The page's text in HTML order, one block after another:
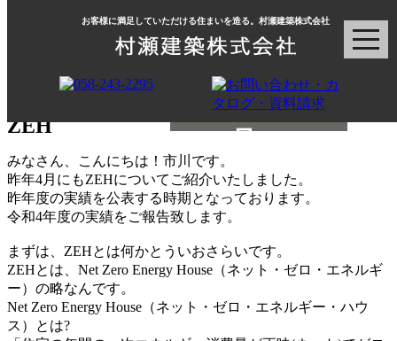
お客様に満足していただける住まいを造る。村瀬建築株式会社
村瀬建築ブログ
ZEH
みなさん、こんにちは！市川です。
昨年4月にもZEHについてご紹介いたしました。
昨年度の実績を公表する時期となっております。
令和4年度の実績をご報告致します。
まずは、ZEHとは何かとういおさらいです。
ZEHとは、Net Zero Energy House（ネット・ゼロ・エネルギ
ー）の略なんです。
Net Zero Energy House（ネット・ゼロ・エネルギー・ハウ
ス）とは?